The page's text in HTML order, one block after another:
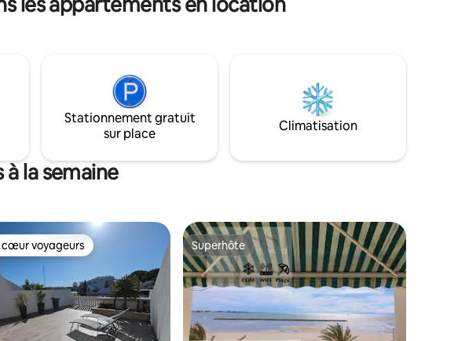
appartement offre une loggia avec une
détente et découvertes. Réservez dès
maintenant et vivez la dolce vita au
Grau-du-Roi ! Possibilité de parking privé
Stationnement gratuit
sur place
Climatisation
la semaine
cœur voyageurs
cœur voyageurs Superhôte
Superhôte